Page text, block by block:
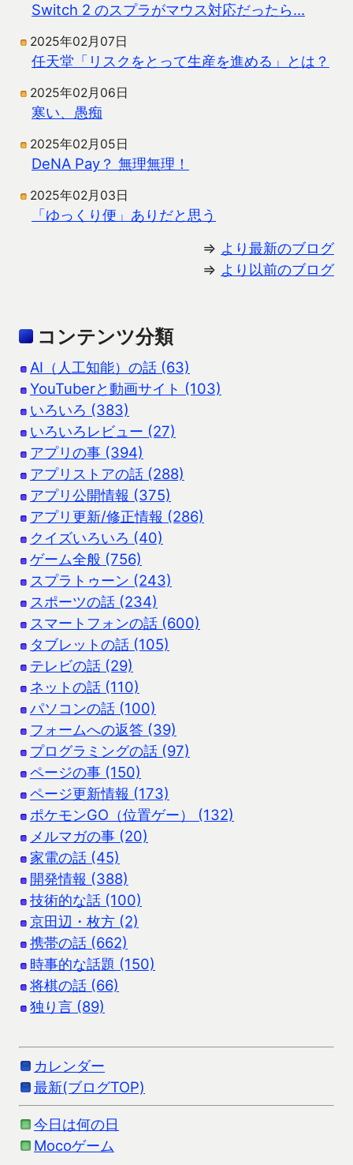
Switch 2 のスプラがマウス対応だったら…
2025年02月07日
任天堂「リスクをとって生産を進める」とは？
2025年02月06日
寒い、愚痴
2025年02月05日
DeNA Pay？ 無理無理！
2025年02月03日
「ゆっくり便」ありだと思う
⇒ より最新のブログ
⇒ より以前のブログ
コンテンツ分類
AI（人工知能）の話 (63)
YouTuberと動画サイト (103)
いろいろ (383)
いろいろレビュー (27)
アプリの事 (394)
アプリストアの話 (288)
アプリ公開情報 (375)
アプリ更新/修正情報 (286)
クイズいろいろ (40)
ゲーム全般 (756)
スプラトゥーン (243)
スポーツの話 (234)
スマートフォンの話 (600)
タブレットの話 (105)
テレビの話 (29)
ネットの話 (110)
パソコンの話 (100)
フォームへの返答 (39)
プログラミングの話 (97)
ページの事 (150)
ページ更新情報 (173)
ポケモンGO（位置ゲー） (132)
メルマガの事 (20)
家電の話 (45)
開発情報 (388)
技術的な話 (100)
京田辺・枚方 (2)
携帯の話 (662)
時事的な話題 (150)
将棋の話 (66)
独り言 (89)
カレンダー
最新(ブログTOP)
今日は何の日
Mocoゲーム